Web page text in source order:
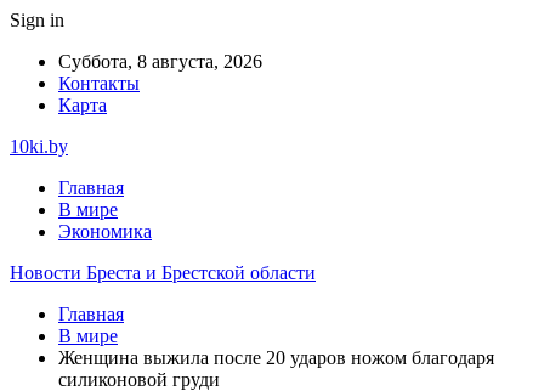
Sign in
Суббота, 8 августа, 2026
Контакты
Карта
10ki.by
Главная
В мире
Экономика
Новости Бреста и Брестской области
Главная
В мире
Женщина выжила после 20 ударов ножом благодаря
силиконовой груди